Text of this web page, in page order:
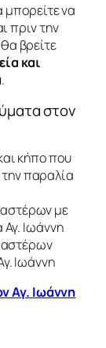
μπορείτε να
πριν την
βρείτε
και
.
στον
κήπο που
παραλία
αστέρων με
Ιωάννη
αστέρων
Ιωάννη
Αγ. Ιωάννη